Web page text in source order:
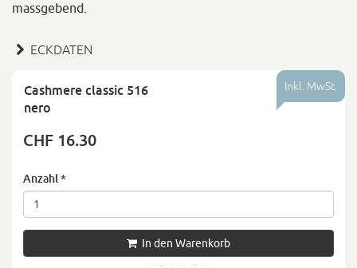
massgebend.
ECKDATEN
Inkl. MwSt.
Cashmere classic 516
nero
CHF 16.30
Anzahl *
In den Warenkorb